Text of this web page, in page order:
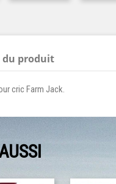
du produit
cric Farm Jack.